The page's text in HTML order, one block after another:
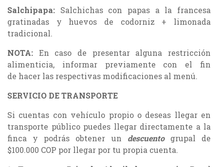
Salchipapa: Salchichas con papas a la francesa
gratinadas y huevos de codorniz + limonada
tradicional.
NOTA: En caso de presentar alguna restricción
alimenticia, informar previamente con el fin
de hacer las respectivas modificaciones al menú.
SERVICIO DE TRANSPORTE
Si cuentas con vehículo propio o deseas llegar en
transporte público puedes llegar directamente a la
finca y podrás obtener un descuentogrupal de
$100.000 COP por llegar por tu propia cuenta.